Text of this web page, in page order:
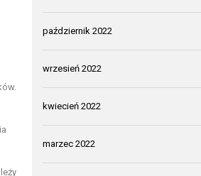
październik 2022
wrzesień 2022
kwiecień 2022
marzec 2022